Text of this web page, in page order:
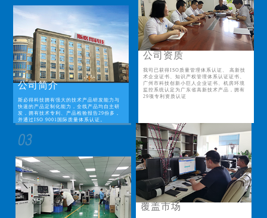
公司简介
斯必得科技拥有强大的技术产品研发能力与
快速的产品定制化能力，全线产品均自主研
发，拥有技术专利、产品检验报告29份多，
并通过ISO 9001国际质量体系认证。
公司资质
我司已获得ISO质量管理体系认证、 高新技
术企业证书、知识产权管理体系认证证书、
广州市科技创新小巨人企业证书、机房环境
监控系统认定为广东省高新技术产品，拥有
29项专利资质认证
覆盖市场